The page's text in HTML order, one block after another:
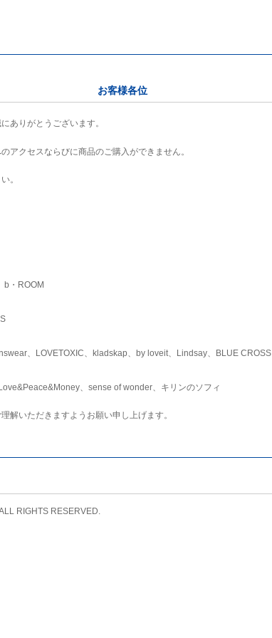
お客様各位
ありがとうございます。
アクセスならびに商品のご購入ができません。
。
b・ROOM
、LOVETOXIC、kladskap、by loveit、Lindsay、BLUE CROSS
、sense of wonder、キリンのソフィ
解いただきますようお願い申し上げます。